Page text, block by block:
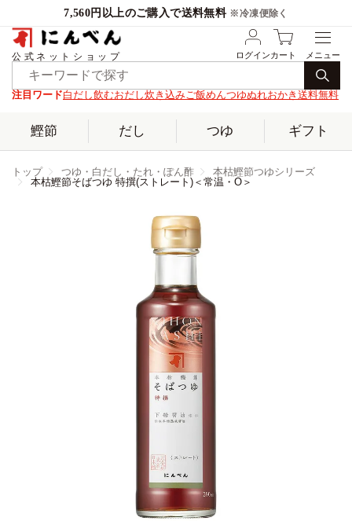
7,560円以上のご購入で送料無料 ※冷凍便除く
公式ネットショップ ログインカート
注目ワード白だし飲むおだし炊き込みご飯めんつゆぬれおかき 送料無料
鰹節 だし つゆ ギフト
トップ つゆ・白だし・たれ・ぽん酢
本枯鰹節つゆシリーズ
本枯鰹節そばつゆ 特撰(ストレート)＜常温・O＞